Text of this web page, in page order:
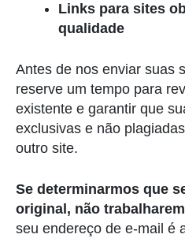
Links para sites
qualidade
Antes de nos enviar suas
reserve um tempo para
existente e garantir que
exclusivas e não
outro site.
Se determinarmos que
original, não
seu endereço de e-mail é